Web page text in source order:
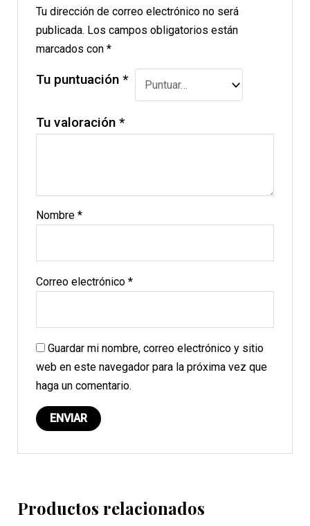
Tu dirección de correo electrónico no será
publicada. Los campos obligatorios están
marcados con*
Tu puntuación*
Tu valoración*
Nombre*
Correo electrónico*
Guardar mi nombre, correo electrónico y sitio
web en este navegador para la próxima vez que
haga un comentario.
Productos relacionados